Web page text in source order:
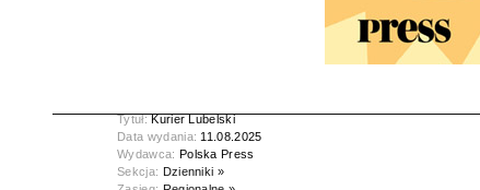
Tytuł:Kurier Lubelski
Data wydania: 11.08.2025
Wydawca: Polska Press
Sekcja: Dzienniki »